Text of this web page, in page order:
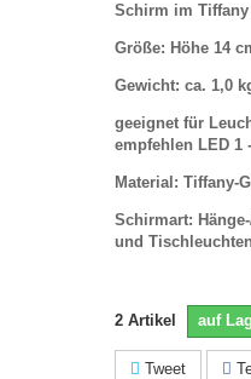
Schirm im Tiffany
Größe: Höhe 14
Gewicht: ca. 1,0
geeignet für
empfehlen LED 1
Material: Tiffany-
Schirmart:
und Tischleuchten
2 Artikel auf
Tweet